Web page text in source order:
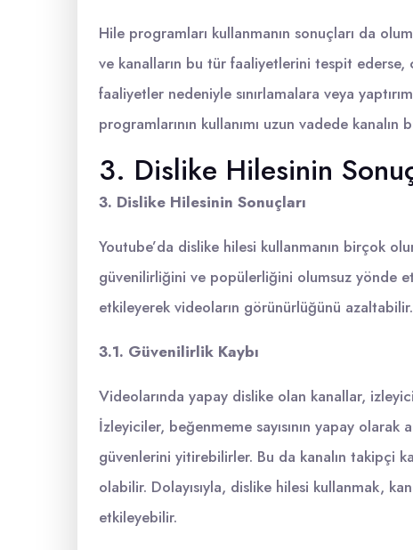
Hile programları kullanmanın sonuçları da
ve kanalların bu tür faaliyetlerini tespit
faaliyetler nedeniyle sınırlamalara veya
programlarının kullanımı uzun vadede kanalın
3. Dislike Hilesinin
3. Dislike Hilesinin Sonuçları
Youtube’da dislike hilesi kullanmanın birçok
güvenilirliğini ve popülerliğini olumsuz yönde
etkileyerek videoların görünürlüğünü azaltabilir.
3.1. Güvenilirlik Kaybı
Videolarında yapay dislike olan kanallar,
İzleyiciler, beğenmeme sayısının yapay olarak
güvenlerini yitirebilirler. Bu da kanalın takipçi
olabilir. Dolayısıyla, dislike hilesi kullanmak,
etkileyebilir.